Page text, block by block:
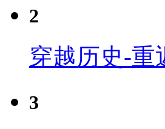
2
穿越历史-重
3